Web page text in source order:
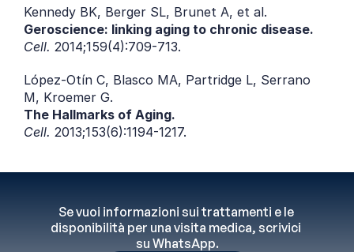
Kennedy BK, Berger SL, Brunet A, et al.
Geroscience: linking aging to chronic disease.
Cell. 2014;159(4):709-713.
López-Otín C, Blasco MA, Partridge L, Serrano
M, Kroemer G.
The Hallmarks of Aging.
Cell. 2013;153(6):1194-1217.
Se vuoi informazioni sui trattamenti e le
disponibilità per una visita medica, scrivici
su WhatsApp.